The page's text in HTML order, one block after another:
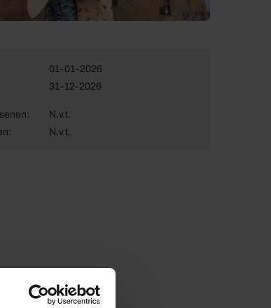
01-01-2026
31-12-2026
N.v.t.
N.v.t.